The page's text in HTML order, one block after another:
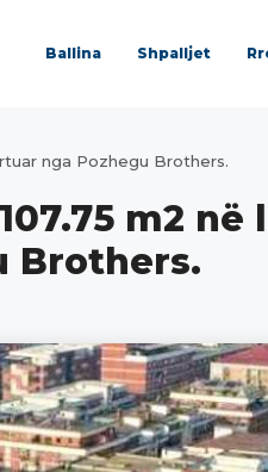
Ballina Shpalljet
nga Pozhegu Brothers.
m2 në
Brothers.